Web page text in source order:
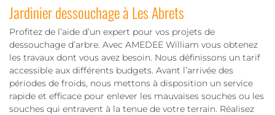
Jardinier dessouchage à Les Abrets
Profitez de l’aide d’un expert pour vos projets de
dessouchage d’arbre. Avec AMEDEE William vous obtenez
les travaux dont vous avez besoin. Nous définissons un tarif
accessible aux différents budgets. Avant l’arrivée des
périodes de froids, nous mettons à disposition un service
rapide et efficace pour enlever les mauvaises souches ou les
souches qui entravent à la tenue de votre terrain. Réalisez